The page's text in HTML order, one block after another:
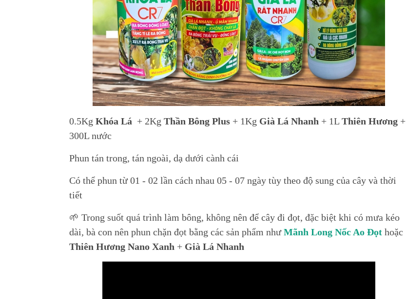
0.5Kg Khóa Lá + 2Kg Thần Bông Plus + 1Kg Già Lá Nhanh + 1L Thiên Hương +
300L nước
Phun tán trong, tán ngoài, dạ dưới cành cái
Có thể phun từ 01 - 02 lần cách nhau 05 - 07 ngày tùy theo độ sung của cây và thời
tiết
🌱 Trong suốt quá trình làm bông, không nên để cây đi đọt, đặc biệt khi có mưa kéo
dài, bà con nên phun chặn đọt bằng các sản phẩm nhưMãnh Long Nốc Ao Đọt hoặc
Thiên Hương Nano Xanh + Già Lá Nhanh